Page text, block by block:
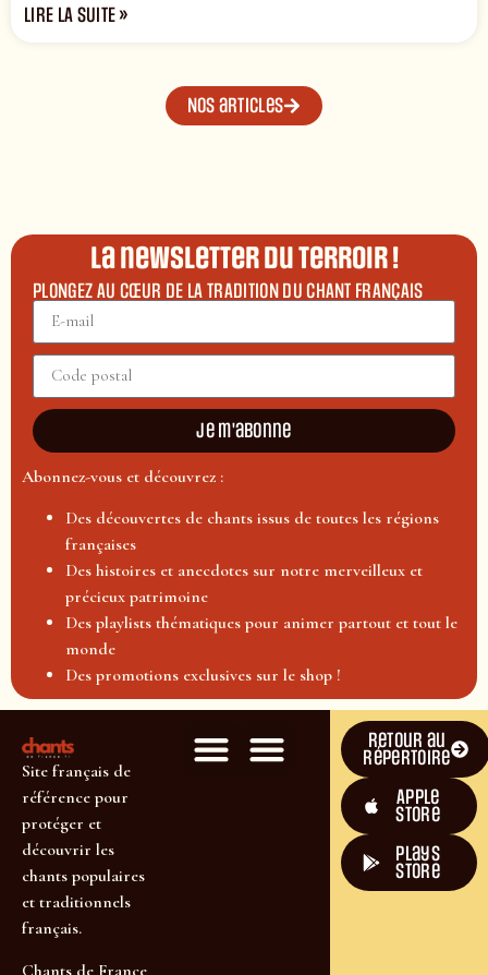
LIRE LA SUITE »
Nos articles
La newsletter du terroir !
PLONGEZ AU CŒUR DE LA TRADITION DU CHANT FRANÇAIS
Je m'abonne
Abonnez-vous et découvrez :
Des découvertes de chants issus de toutes les régions
françaises
Des histoires et anecdotes sur notre merveilleux et
précieux patrimoine
Des playlists thématiques pour animer partout et tout le
monde
Des promotions exclusives sur le shop !
Site français de
référence pour
protéger et
découvrir les
chants populaires
et traditionnels
français.
Chants de France
Retour au
répertoire
Apple
Store
plays
store